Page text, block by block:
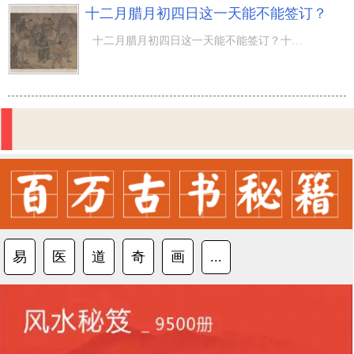
十二月腊月初四日这一天能不能签订？
十二月腊月初四日这一天能不能签订？十二月一般称：正月、季冬、寒冬、残冬、冰月、严月、除月、末冬、嘉平
易 医 道 奇 画 ...